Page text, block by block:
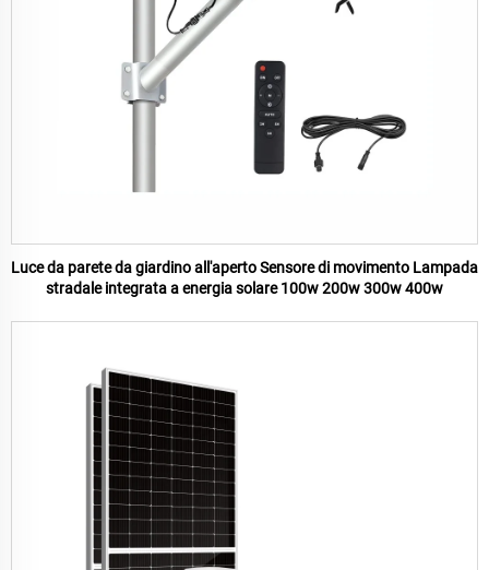
Luce da parete da giardino all'aperto Sensore di movimento Lampada
stradale integrata a energia solare 100w 200w 300w 400w